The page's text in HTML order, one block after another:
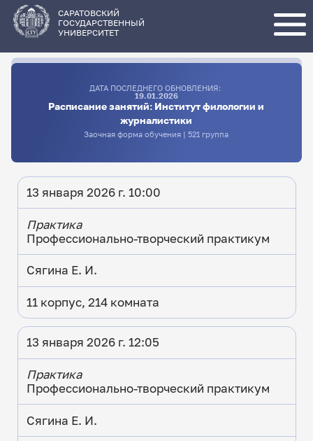
основному
содержанию
САРАТОВСКИЙ
ГОСУДАРСТВЕННЫЙ
УНИВЕРСИТЕТ
ДАТА ПОСЛЕДНЕГО ОБНОВЛЕНИЯ:
19.01.2026
Расписание занятий: Институт филологии и
журналистики
Заочная форма обучения | 521 группа
13 января 2026 г. 10:00
Практика
Профессионально-творческий практикум
Сягина Е. И.
11 корпус, 214 комната
13 января 2026 г. 12:05
Практика
Профессионально-творческий практикум
Сягина Е. И.